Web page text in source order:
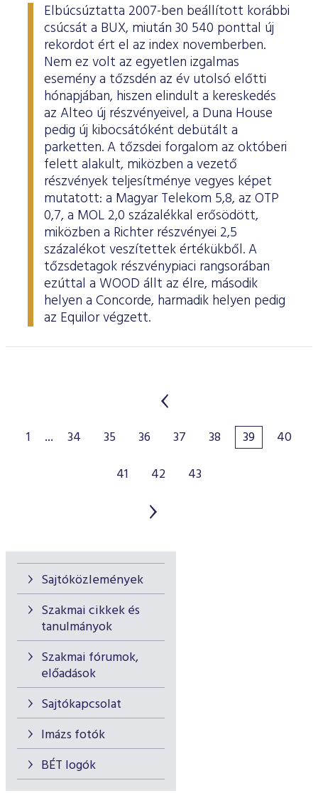
Sajtóközlemények
Szakmai cikkek és
tanulmányok
Szakmai fórumok,
előadások
Sajtókapcsolat
Imázs fotók
BÉT logók
Elbúcsúztatta 2007-ben beállított korábbi
csúcsát a BUX, miután 30 540 ponttal új
rekordot ért el az index novemberben.
Nem ez volt az egyetlen izgalmas
esemény a tőzsdén az év utolsó előtti
hónapjában, hiszen elindult a kereskedés
az Alteo új részvényeivel, a Duna House
pedig új kibocsátóként debütált a
parketten. A tőzsdei forgalom az októberi
felett alakult, miközben a vezető
részvények teljesítménye vegyes képet
mutatott: a Magyar Telekom 5,8, az OTP
0,7, a MOL 2,0 százalékkal erősödött,
miközben a Richter részvényei 2,5
százalékot veszítettek értékükből. A
tőzsdetagok részvénypiaci rangsorában
ezúttal a WOOD állt az élre, második
helyen a Concorde, harmadik helyen pedig
az Equilor végzett.
1 ... 34 35 36 37 38 39
40
41
42 43